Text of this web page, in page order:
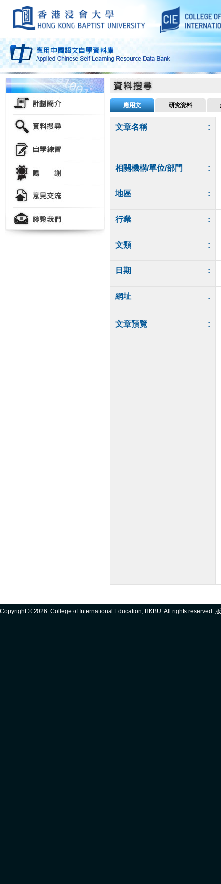
應用文 研究資料
文章名稱 :
相關機構/單位/部門 :
地區 :
行業 :
文類 :
日期 :
網址 :
文章預覽 :
Copyright © 2026. College of International Education, HKBU. All rights reserved.